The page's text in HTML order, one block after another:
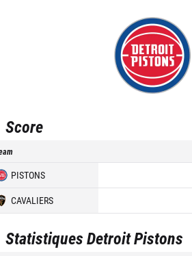
Score
PISTONS
CAVALIERS
StatistiquesDetroit Pistons